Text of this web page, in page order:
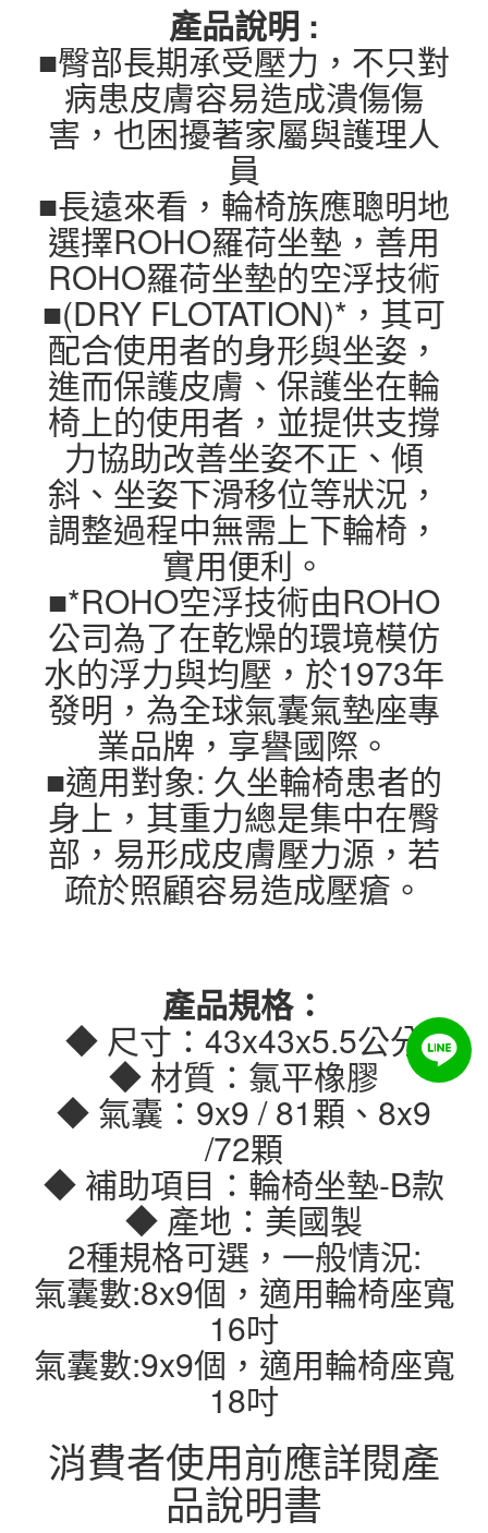
產品說明 :
■臀部長期承受壓力，不只對
病患皮膚容易造成潰傷傷
害，也困擾著家屬與護理人
員
■長遠來看，輪椅族應聰明地
選擇ROHO羅荷坐墊，善用
ROHO羅荷坐墊的空浮技術
■(DRY FLOTATION)*，其可
配合使用者的身形與坐姿，
進而保護皮膚、保護坐在輪
椅上的使用者，並提供支撐
力協助改善坐姿不正、傾
斜、坐姿下滑移位等狀況，
調整過程中無需上下輪椅，
實用便利。
■*ROHO空浮技術由ROHO
公司為了在乾燥的環境模仿
水的浮力與均壓，於1973年
發明，為全球氣囊氣墊座專
業品牌，享譽國際。
■適用對象: 久坐輪椅患者的
身上，其重力總是集中在臀
部，易形成皮膚壓力源，若
疏於照顧容易造成壓瘡。
產品規格：
◆ 尺寸：43x43x5.5公分
◆ 材質：氯平橡膠
◆ 氣囊：9x9 / 81顆、8x9
/72顆
◆ 補助項目：輪椅坐墊-B款
◆ 產地：美國製
2種規格可選，一般情況:
氣囊數:8x9個，適用輪椅座寬
16吋
氣囊數:9x9個，適用輪椅座寬
18吋
消費者使用前應詳閱產
品說明書